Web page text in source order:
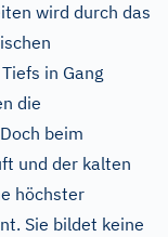
wird durch das
in Gang
die
beim
und der kalten
höchster
Sie bildet keine